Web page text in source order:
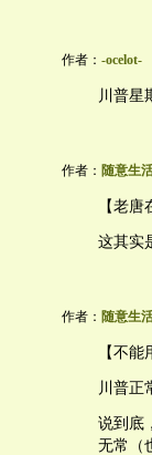
作者： -ocelot-
川普星
作者： 随意生
【老
这其实
作者： 随意生
【不
川普正
说到底
无常（